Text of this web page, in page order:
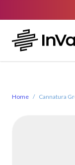
Home / Cannatura